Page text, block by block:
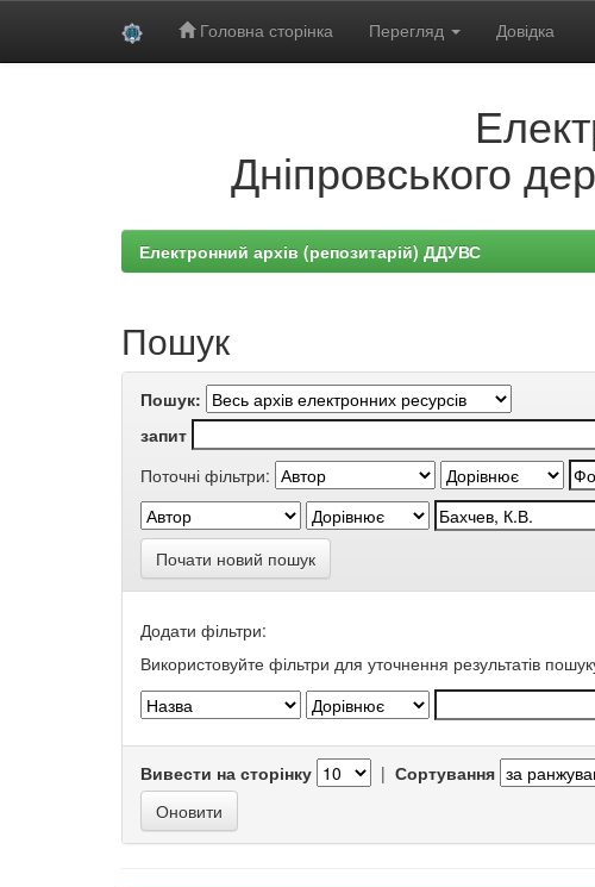
Головна сторінка Перегляд Довідка
Дніпровського
Електронний архів (репозитарій) ДДУВС
Пошук
Пошук:
запит
Поточні фільтри:
Почати новий пошук
Додати фільтри:
Використовуйте фільтри для уточнення результатів
Вивести на сторінку | Сортування